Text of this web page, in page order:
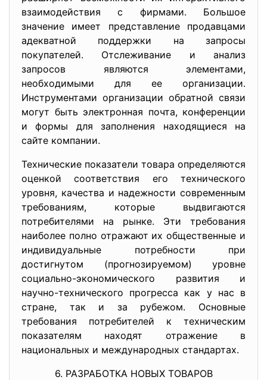
взаимодействия с фирмами. Большое
значение имеет представление продавцами
адекватной поддержки на запросы
покупателей. Отслеживание и анализ
запросов являются элементами,
необходимыми для ее организации.
Инструментами организации обратной связи
могут быть электронная почта, конференции
и формы для заполнения находящиеся на
сайте компании.
Технические показатели товара определяются
оценкой соответствия его технического
уровня, качества и надежности современным
требованиям, которые выдвигаются
потребителями на рынке. Эти требования
наиболее полно отражают их общественные и
индивидуальные потребности при
достигнутом (прогнозируемом) уровне
социально-экономического развития и
научно-технического прогресса как у нас в
стране, так и за рубежом. Основные
требования потребителей к техническим
показателям находят отражение в
национальных и международных стандартах.
6. РАЗРАБОТКА НОВЫХ ТОВАРОВ